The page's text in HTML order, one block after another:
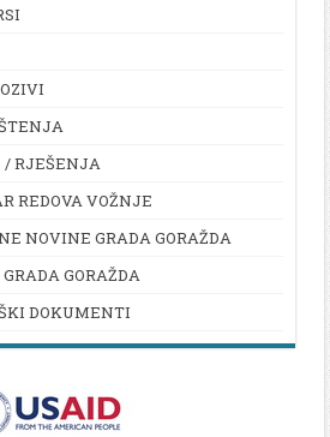
/ RJEŠENJA
REDOVA VOŽNJE
NOVINE GRADA GORAŽDA
GORAŽDA
DOKUMENTI